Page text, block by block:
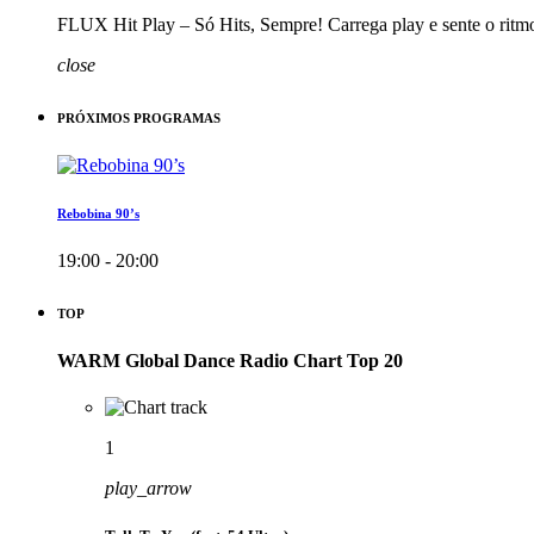
FLUX Hit Play – Só Hits, Sempre! Carrega play e sente o
close
PRÓXIMOS PROGRAMAS
Rebobina 90’s
19:00 - 20:00
TOP
WARM Global Dance Radio Chart Top 20
1
play_arrow